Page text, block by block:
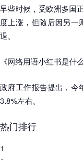
早些时候，受欧洲多国
度上涨，但随后因另一
退。
《网络用语小红书是什
政府工作报告提出，今
3.8%左右。
热门排行
1